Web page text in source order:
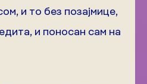
и то без позајмице,
и поносан сам на